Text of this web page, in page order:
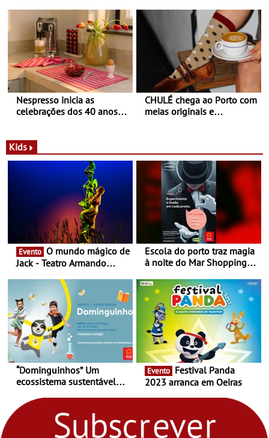
Balance
Nespresso inicia as
celebrações dos 40 anos
Novas - Edição limitada
Nespresso x Torres Novas
CHULÉ chega ao Porto com
meias originais e
Shopping
Kids
Evento
Jack - Teatro Armando
Escola do porto traz magia
à noite do Mar Shopping
29 de abril, às 21h00
“Dominguinhos” Um
ecossistema sustentável
fores - Atelier de Educação
Ambiental nos
“Dominguinhos” de 23 de
Evento
2023 arranca em Oeiras